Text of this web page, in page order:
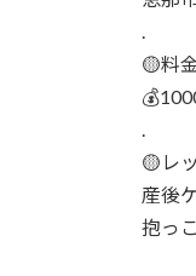
.
🟡料
.
🟡レ
産後
抱っ